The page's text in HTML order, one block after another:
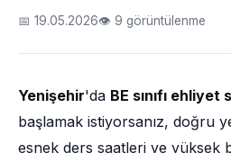
📅 19.05.2026👁 9 görüntülenme
Yenişehir'da BE sınıfı ehliyet
başlamak istiyorsanız, doğru
esnek ders saatleri ve yüksek